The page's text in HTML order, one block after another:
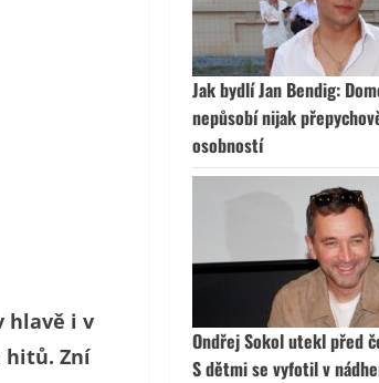
hlavě i v
hitů. Zní
Jak bydlí Jan Bendig:
nepůsobí nijak
osobností
Ondřej Sokol utekl před
S dětmi se vyfotil v